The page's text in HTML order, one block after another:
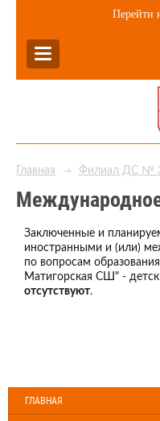
Перейти
Главная → Филиал ДС №
Заключенные и
иностранными и (или)
по вопросам
Матигорская СШ" -
отсутствуют.
ГЛАВНАЯ